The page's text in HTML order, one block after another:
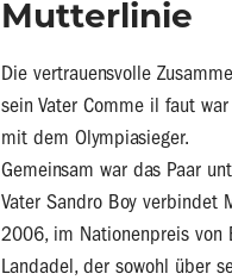
Mutterlinie
Die vertrauensvolle
sein Vater Comme il faut
mit dem Olympiasieger.
Gemeinsam war das Paar
Vater Sandro Boy verbindet
2006, im Nationenpreis von
Landadel, der sowohl über